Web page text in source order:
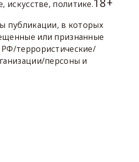
искусстве, политике.
публикации, в которых
или признанные
террористические/
персоны и